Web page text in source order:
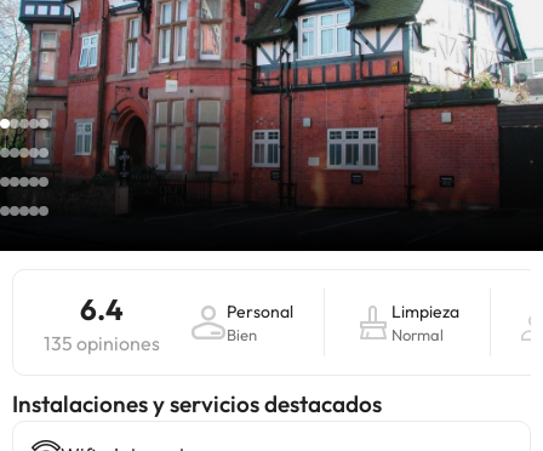
6.4
135 opiniones
Personal
Bien
Limpieza
Normal
Instalaciones y servicios destacados